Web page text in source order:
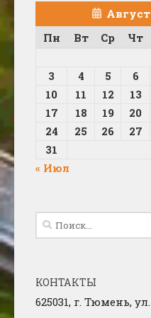
Август
Пн
Вт Ср Чт
3
4 5 6
10
11 12 13
17
18 19 20
24
25 26 27
31
« Июл
Найти:
КОНТАКТЫ
625031, г. Тюмень,